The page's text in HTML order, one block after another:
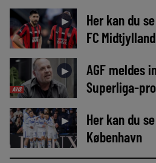
►
Her kan du
FC Midtjylland
AVIS
►
AGF meldes
Superliga-
►
Her kan du
København